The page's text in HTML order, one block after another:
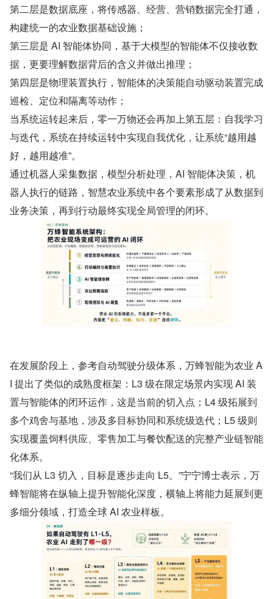
第二层是数据底座，将传感器、经营、营销数据完全打通，
构建统一的农业数据基础设施；
第三层是 AI 智能体协同，基于大模型的智能体不仅接收数
据，更要理解数据背后的含义并做出推理；
第四层是物理装置执行，智能体的决策能自动驱动装置完成
巡检、定位和隔离等动作；
当系统运转起来后，零一万物还会再加上第五层：自我学习
与迭代，系统在持续运转中实现自我优化，让系统“越用越
好，越用越准”。
通过机器人采集数据，模型分析处理，AI 智能体决策，机
器人执行的链路，智慧农业系统中各个要素形成了从数据到
业务决策，再到行动最终实现全局管理的闭环。
在发展阶段上，参考自动驾驶分级体系，万蜂智能为农业 A
I 提出了类似的成熟度框架：L3 级在限定场景内实现 AI 装
置与智能体的闭环运作，这是当前的切入点；L4 级拓展到
多个鸡舍与基地，涉及多目标协同和系统级迭代；L5 级则
实现覆盖饲料供应、零售加工与餐饮配送的完整产业链智能
化体系。
“我们从 L3 切入，目标是逐步走向 L5。”宁宁博士表示，万
蜂智能将在纵轴上提升智能化深度，横轴上将能力延展到更
多细分领域，打造全球 AI 农业样板。